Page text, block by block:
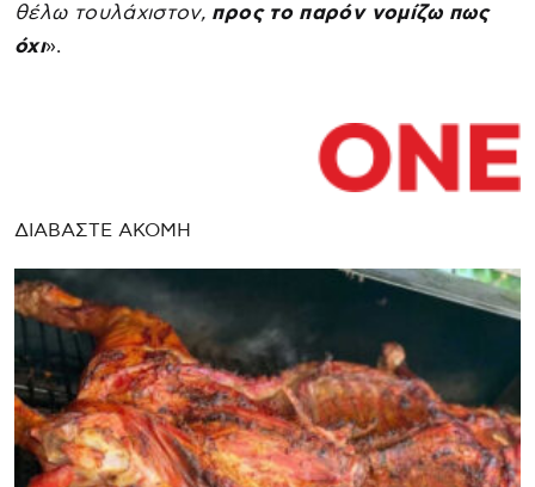
θέλω τουλάχιστον, προς το παρόν νομίζω πως
όχι».
ΔΙΑΒΑΣΤΕ ΑΚΟΜΗ